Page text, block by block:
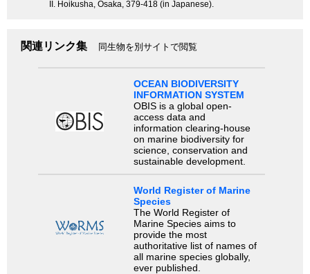
II. Hoikusha, Osaka, 379-418 (in Japanese).
関連リンク集 同生物を別サイトで閲覧
OCEAN BIODIVERSITY
INFORMATION SYSTEM
OBIS is a global open-
access data and
information clearing-house
on marine biodiversity for
science, conservation and
sustainable development.
World Register of Marine
Species
The World Register of
Marine Species aims to
provide the most
authoritative list of names of
all marine species globally,
ever published.